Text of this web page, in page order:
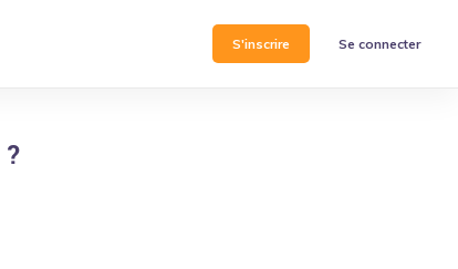
S'inscrire Se connecter
?